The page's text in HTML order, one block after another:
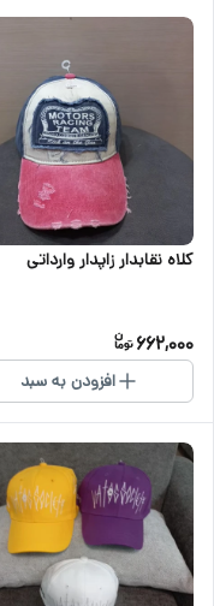
کلاه نقابدار زاپدار وارداتی
662,000
افزودن به سبد